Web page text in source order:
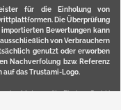
für die Einholung von
Die Überprüfung
Bewertungen kann
von Verbrauchern
genutzt oder erworben
Nachverfolung bzw. Referenz
auf das Trustami-Logo.
der Motorgeräte Fischer GmbH